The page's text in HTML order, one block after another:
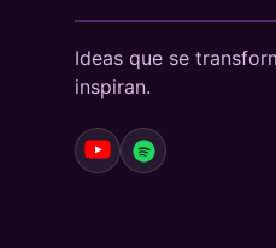
Ideas que se
inspiran.